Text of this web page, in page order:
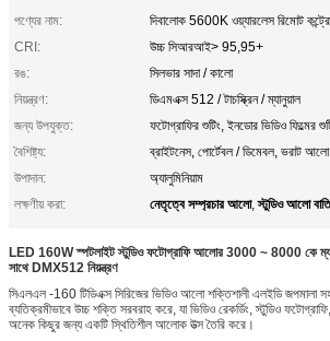
পণ্যের নাম:
দিবালোক 5600K ওয়্যারলেস রিমোট
CRI:
উচ্চ সিআরআই> 95,95+
রঙ:
সিলভার সাদা / কালো
নিয়ন্ত্রণ:
ডিএমএক্স 512 / টাচস্ক্রিন / ম্যানুয়াল
জন্য উপযুক্ত:
ফটোগ্রাফির শুটিং, ইনডোর ভিডিও ফিল্মের
বৈশিষ্ট্য:
ব্রাইটনেস, পোর্টেবল / ডিমেবল, ভরাট
উপাদান:
অ্যালুমিনিয়াম
লক্ষণীয় করা:
নেতৃত্বে সম্প্রচার আলো,স্টুডিও আলো বাতি
LED 160W স্পটলাইট স্টুডিও ফটোগ্রাফি আলোর 3000 ~ 8000 কে
সাথে DMX512 নিয়ন্ত্রণ
সিএলএল -160 টিডিএক্স সিরিজের ভিডিও আলো শক্তিশালী এলইডি জপমালা
ব্যতিক্রমীভাবে উচ্চ শক্তি সরবরাহ করে, যা ভিডিও রেকর্ডিং, স্টুডিও
অনেক কিছুর জন্য একটি স্থিতিশীল আলোক উত্স তৈরি করে।